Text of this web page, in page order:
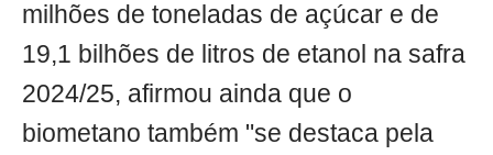
milhões de toneladas de açúcar e de
19,1 bilhões de litros de etanol na safra
2024/25, afirmou ainda que o
biometano também "se destaca pela